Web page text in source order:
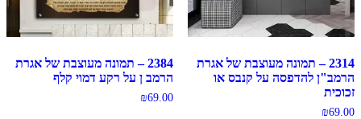
2314 – תמונה מעוצבת של אגרת
הרמב"ן להדפסה על קנבס או
זכוכית
₪69.00
2384 – תמונה מעוצבת של אגרת
הרמב ן על רקע דמוי קלף
₪69.00